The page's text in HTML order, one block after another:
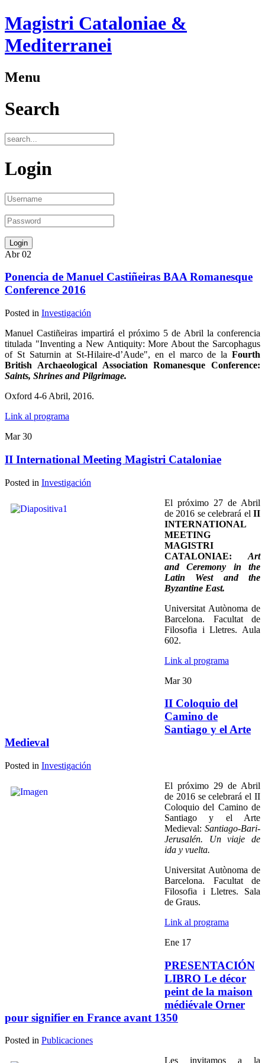
Magistri Cataloniae &
Mediterranei
Menu
Search
Login
Abr 02
Ponencia de Manuel Castiñeiras BAA Romanesque
Conference 2016
Posted in Investigación
Manuel Castiñeiras impartirá el próximo 5 de Abril la conferencia
titulada "Inventing a New Antiquity: More About the Sarcophagus
of St Saturnin at St-Hilaire-d’Aude", en el marco de la Fourth
British Archaeological Association Romanesque Conference:
Saints, Shrines and Pilgrimage.
Oxford 4-6 Abril, 2016.
Link al programa
Mar 30
II International Meeting Magistri Cataloniae
Posted in Investigación
El próximo 27 de Abril
de 2016 se celebrará el II
INTERNATIONAL
MEETING
MAGISTRI
CATALONIAE: Art
and Ceremony in the
Latin West and the
Byzantine East.
Universitat Autònoma de
Barcelona. Facultat de
Filosofia i Lletres. Aula
602.
Link al programa
Mar 30
II Coloquio del
Camino de
Santiago y el Arte
Medieval
Posted in Investigación
El próximo 29 de Abril
de 2016 se celebrará el II
Coloquio del Camino de
Santiago y el Arte
Medieval: Santiago-Bari-
Jerusalén. Un viaje de
ida y vuelta.
Universitat Autònoma de
Barcelona. Facultat de
Filosofia i Lletres. Sala
de Graus.
Link al programa
Ene 17
PRESENTACIÓN
LIBRO Le décor
peint de la maison
médiévale Orner
pour signifier en France avant 1350
Posted in Publicaciones
Les invitamos a la